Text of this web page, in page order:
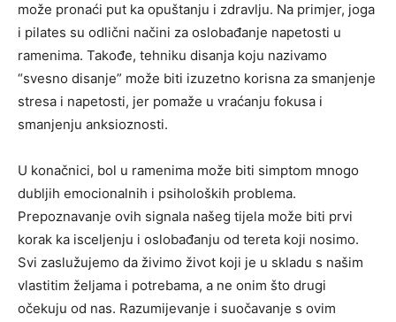
može pronaći put ka opuštanju i zdravlju. Na primjer, joga
i pilates su odlični načini za oslobađanje napetosti u
ramenima. Takođe, tehniku disanja koju nazivamo
“svesno disanje” može biti izuzetno korisna za smanjenje
stresa i napetosti, jer pomaže u vraćanju fokusa i
smanjenju anksioznosti.
U konačnici, bol u ramenima može biti simptom mnogo
dubljih emocionalnih i psiholoških problema.
Prepoznavanje ovih signala našeg tijela može biti prvi
korak ka isceljenju i oslobađanju od tereta koji nosimo.
Svi zaslužujemo da živimo život koji je u skladu s našim
vlastitim željama i potrebama, a ne onim što drugi
očekuju od nas. Razumijevanje i suočavanje s ovim